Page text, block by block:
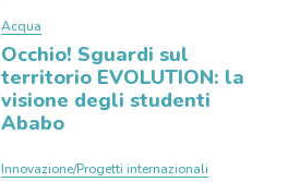
Acqua
Occhio! Sguardi sul
territorio EVOLUTION: la
visione degli studenti
Ababo
Innovazione/Progetti internazionali